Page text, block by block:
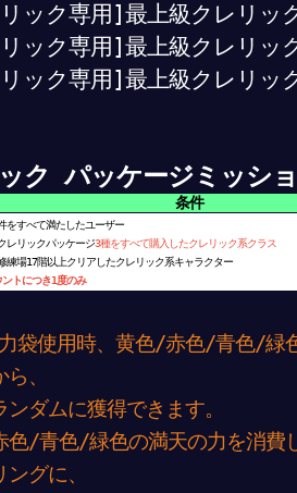
ック専用]最上級クレリッ
ック専用]最上級クレリッ
ック専用]最上級クレリッ
ク パッケージミッシ
条件
をすべて満たしたユーザー
レリックパッケージ3種をすべて購入したクレリック系クラス
練場17階以上クリアしたクレリック系キャラクター
トにつき1度のみ
袋使用時、黄色/赤色/青色/緑
、
ダムに獲得できます。
/青色/緑色の満天の力を消費
グに、